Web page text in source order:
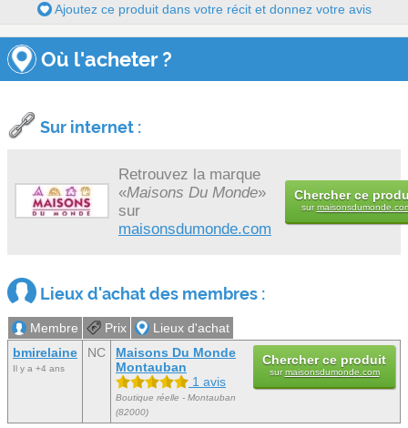
Ajoutez ce produit dans votre récit et donnez votre avis
Où l'acheter ?
Sur internet :
Retrouvez la marque
«Maisons Du Monde»
sur
maisonsdumonde.com
Chercher ce
sur
Lieux d'achat des membres :
Membre Prix
Lieux d'achat
bmirelaine
Il y a +4 ans
NC
Maisons Du Monde
Montauban
1 avis
Boutique réelle - Montauban
(82000)
Chercher ce produit
surmaisonsdumonde.com